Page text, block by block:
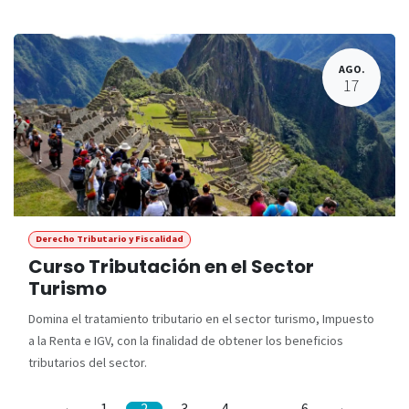
AGO.
17
Derecho Tributario y Fiscalidad
Curso Tributación en el Sector
Turismo
Domina el tratamiento tributario en el sector turismo, Impuesto
a la Renta e IGV, con la finalidad de obtener los beneficios
tributarios del sector.